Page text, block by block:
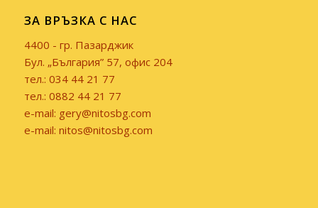
ЗА ВРЪЗКА С НАС
4400 - гр. Пазарджик
Бул. „България” 57, офис 204
тел.: 034 44 21 77
тел.: 0882 44 21 77
e-mail: gery@nitosbg.com
e-mail: nitos@nitosbg.com